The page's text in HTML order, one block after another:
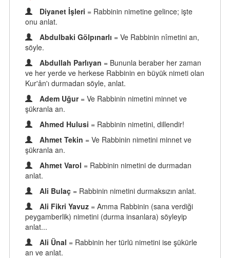
Diyanet İşleri = Rabbinin nimetine gelince; işte
onu anlat.
Abdulbaki Gölpınarlı = Ve Rabbinin nîmetini an,
söyle.
Abdullah Parlıyan = Bununla beraber her zaman
ve her yerde ve herkese Rabbinin en büyük nimeti olan
Kur'ân'ı durmadan söyle, anlat.
Adem Uğur = Ve Rabbinin nimetini minnet ve
şükranla an.
Ahmed Hulusi = Rabbinin nimetini, dillendir!
Ahmet Tekin = Ve Rabbinin nimetini minnet ve
şükranla an.
Ahmet Varol = Rabbinin nimetini de durmadan
anlat.
Ali Bulaç = Rabbinin nimetini durmaksızın anlat.
Ali Fikri Yavuz = Amma Rabbinin (sana verdiği
peygamberlik) nimetini (durma insanlara) söyleyip
anlat...
Ali Ünal = Rabbinin her türlü nimetini ise şükürle
an ve anlat.